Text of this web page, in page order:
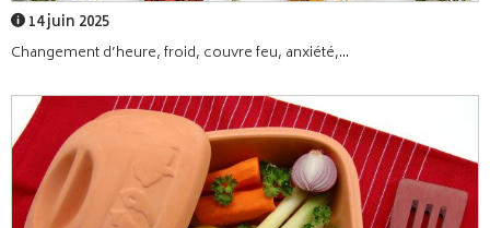
14 juin 2025
Changement d’heure, froid, couvre feu, anxiété,...